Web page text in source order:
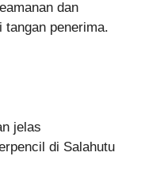
dan
tangan penerima.
jelas
di Salahutu